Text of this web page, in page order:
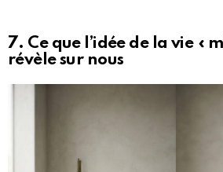
7. Ce que l’idée de la vie «
révèle sur nous